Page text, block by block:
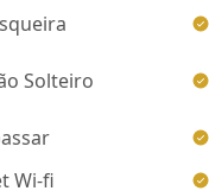
Solteiro
Wi-fi